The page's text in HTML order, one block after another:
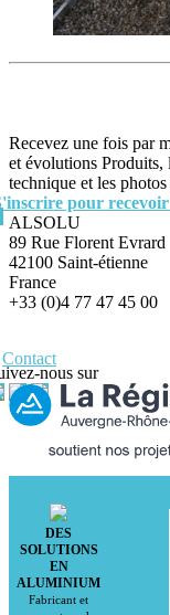
Recevez une fois par
et évolutions Produits,
technique et les
pour
ALSOLU
89 Rue Florent Evrard
42100 Saint-étienne
France
+33 (0)4 77 47 45 00
Contact
nous sur
DES
SOLUTIONS
EN
ALUMINIUM
Fabricant et